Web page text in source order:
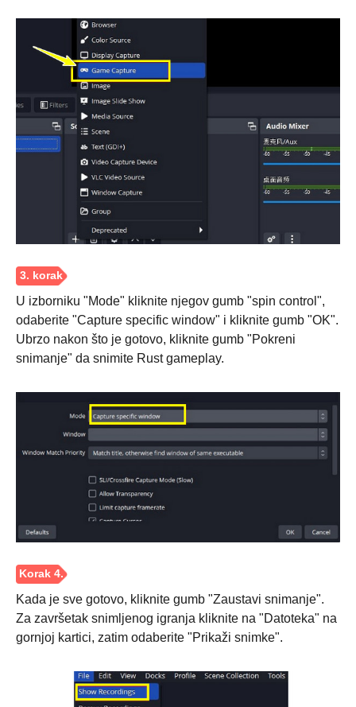
U izborniku "Mode" kliknite njegov gumb "spin control",
odaberite "Capture specific window" i kliknite gumb "OK".
Ubrzo nakon što je gotovo, kliknite gumb "Pokreni
snimanje" da snimite Rust gameplay.
Kada je sve gotovo, kliknite gumb "Zaustavi snimanje".
Za završetak snimljenog igranja kliknite na "Datoteka" na
gornjoj kartici, zatim odaberite "Prikaži snimke".